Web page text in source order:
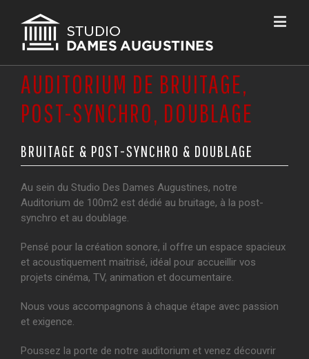
AUDITORIUM DE BRUITAGE,
POST-SYNCHRO, DOUBLAGE
BRUITAGE & POST-SYNCHRO & DOUBLAGE
Au sein du Studio Des Dames Augustines, notre
Auditorium de 100m2 est dédié au bruitage, à la post-
synchro et au doublage.
Pensé pour la création sonore, il offre un espace spacieux
et acoustiquement maitrisé, idéal pour accueillir vos
projets cinéma, TV, animation et documentaire.
Nous vous accompagnons à chaque étape avec passion
et exigence.
Poussez la porte de notre auditorium et venez découvrir